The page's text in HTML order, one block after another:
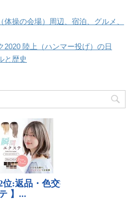
体操の会場）周辺、宿泊、グルメ、
2020 陸上（ハンマー投げ）の日
と歴史